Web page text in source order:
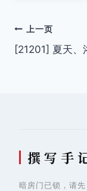
文
章
上一页
[21201] 夏天、
撰 写 手
暗房门已锁，请先